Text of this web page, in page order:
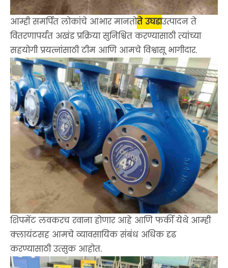
आम्ही समर्पित लोकांचे आभार मानतोते उघडाउत्पादन ते
वितरणापर्यंत अखंड प्रक्रिया सुनिश्चित करण्यासाठी त्यांच्या
सहयोगी प्रयत्नांसाठी टीम आणि आमचे विश्वासू भागीदार.
शिपमेंट लवकरच रवाना होणार आहे आणि फर्की येथे आम्ही
क्लायंटसह आमचे व्यावसायिक संबंध अधिक दृढ
करण्यासाठी उत्सुक आहोत.